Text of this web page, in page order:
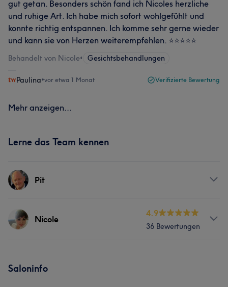
gut getan. Besonders schön fand ich Nicoles herzliche
und ruhige Art. Ich habe mich sofort wohlgefühlt und
konnte richtig entspannen. Ich komme sehr gerne wieder
und kann sie von Herzen weiterempfehlen. ⭐⭐⭐⭐⭐
Behandelt von Nicole• Gesichtsbehandlungen
Paulina•vor etwa 1 Monat Verifizierte Bewertung
Mehr anzeigen...
Lerne das Team kennen
Pit
Services
Nicole
4.9
36 Bewertungen
Saloninfo